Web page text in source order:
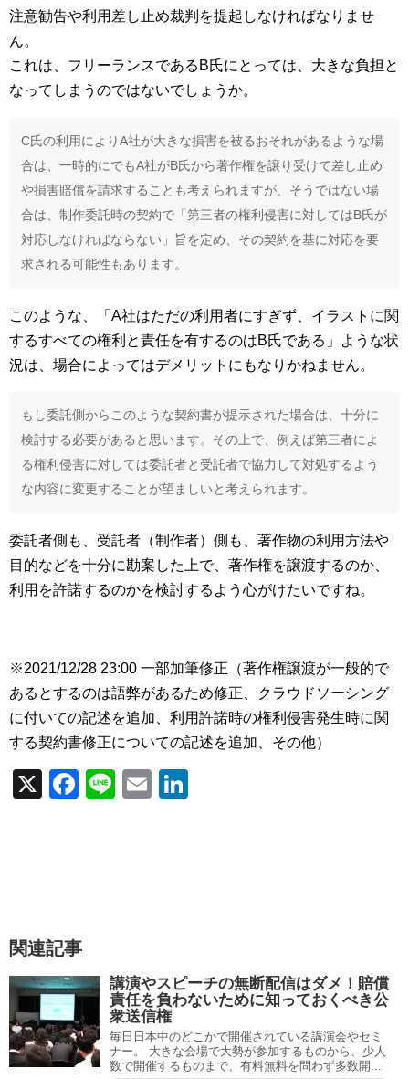
注意勧告や利用差し止め裁判を提起しなければなりませ
ん。
これは、フリーランスであるB氏にとっては、大きな負担と
なってしまうのではないでしょうか。
C氏の利用によりA社が大きな損害を被るおそれがあるような場
合は、一時的にでもA社がB氏から著作権を譲り受けて差し止め
や損害賠償を請求することも考えられますが、そうではない場
合は、制作委託時の契約で「第三者の権利侵害に対してはB氏が
対応しなければならない」旨を定め、その契約を基に対応を要
求される可能性もあります。
このような、「A社はただの利用者にすぎず、イラストに関
するすべての権利と責任を有するのはB氏である」ような状
況は、場合によってはデメリットにもなりかねません。
もし委託側からこのような契約書が提示された場合は、十分に
検討する必要があると思います。その上で、例えば第三者によ
る権利侵害に対しては委託者と受託者で協力して対処するよう
な内容に変更することが望ましいと考えられます。
委託者側も、受託者（制作者）側も、著作物の利用方法や
目的などを十分に勘案した上で、著作権を譲渡するのか、
利用を許諾するのかを検討するよう心がけたいですね。
※2021/12/28 23:00 一部加筆修正（著作権譲渡が一般的で
あるとするのは語弊があるため修正、クラウドソーシング
に付いての記述を追加、利用許諾時の権利侵害発生時に関
する契約書修正についての記述を追加、その他）
X
F
o
k
Li
E
関連記事
講演やスピーチの無断配信はダメ！賠償
責任を負わないために知っておくべき公
衆送信権
毎日日本中のどこかで開催されている講演会やセミ
ナー。 大きな会場で大勢が参加するものから、少人
数で開催するものまで、有料無料を問わず多数開...